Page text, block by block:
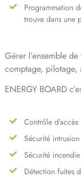
Programmation
trouve dans une
Gérer l’ensemble
comptage, pilotage,
ENERGY BOARD
Contrôle d’accès
Sécurité intrusion
Sécurité incendie
Détection fuites